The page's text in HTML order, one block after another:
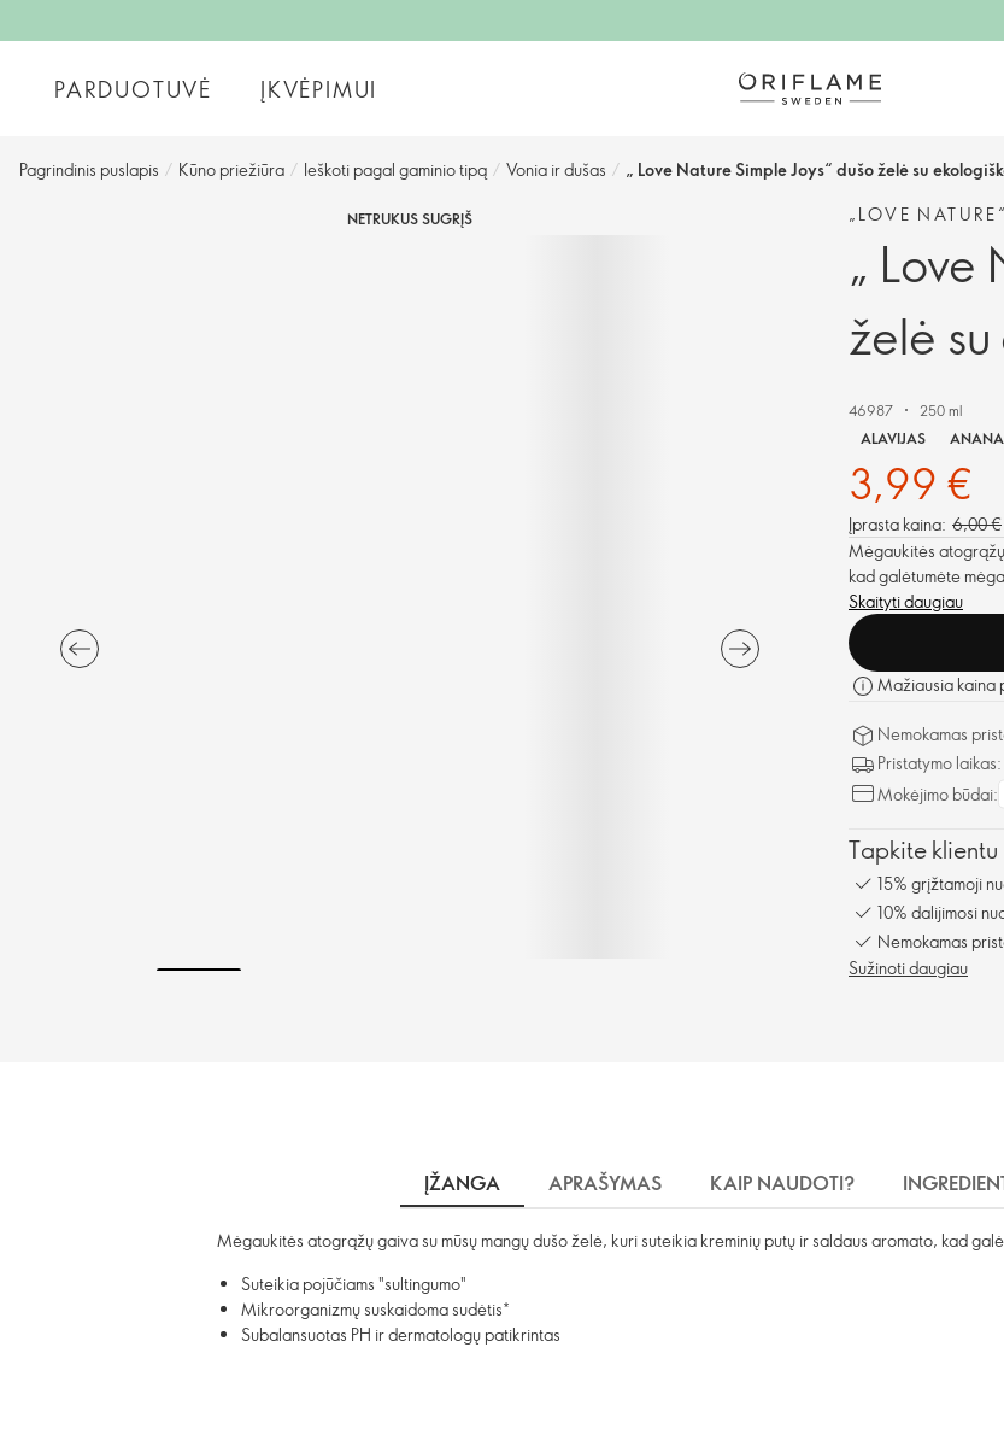
PARDUOTUVĖ ĮKVĖPIMUI
Pagrindinis puslapis / Kūno priežiūra / Ieškoti pagal gaminio tipą / Vonia ir dušas / „ Love Nature Simple Joys“ dušo želė su
NETRUKUS SUGRĮŠ „LOVE NATURE“
„ Love
želė
46987
250 ml
ALAVIJAS
3,99 €
Įprasta kaina: 6,00 €
Mėgaukitės
kad galėtumėte
Skaityti daugiau
Mažiausia kaina
Nemokamas
Pristatymo
Mokėjimo būdai:
Tapkite
15% grįžtamoji
10% dalijimosi
Nemokamas
Sužinoti daugiau
ĮŽANGA APRAŠYMAS KAIP NAUDOTI?
Mėgaukitės atogrąžų gaiva su mūsų mangų dušo želė, kuri suteikia kreminių putų ir saldaus aromato, kad
Suteikia pojūčiams "sultingumo"
Mikroorganizmų suskaidoma sudėtis*
Subalansuotas PH ir dermatologų patikrintas